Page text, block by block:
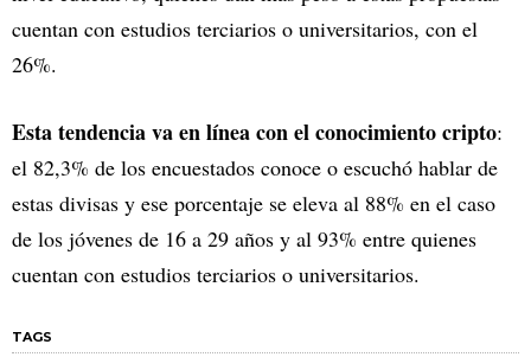
cuentan con estudios terciarios o universitarios, con el
26%.
Esta tendencia va en línea con el conocimiento cripto:
el 82,3% de los encuestados conoce o escuchó hablar de
estas divisas y ese porcentaje se eleva al 88% en el caso
de los jóvenes de 16 a 29 años y al 93% entre quienes
cuentan con estudios terciarios o universitarios.
TAGS